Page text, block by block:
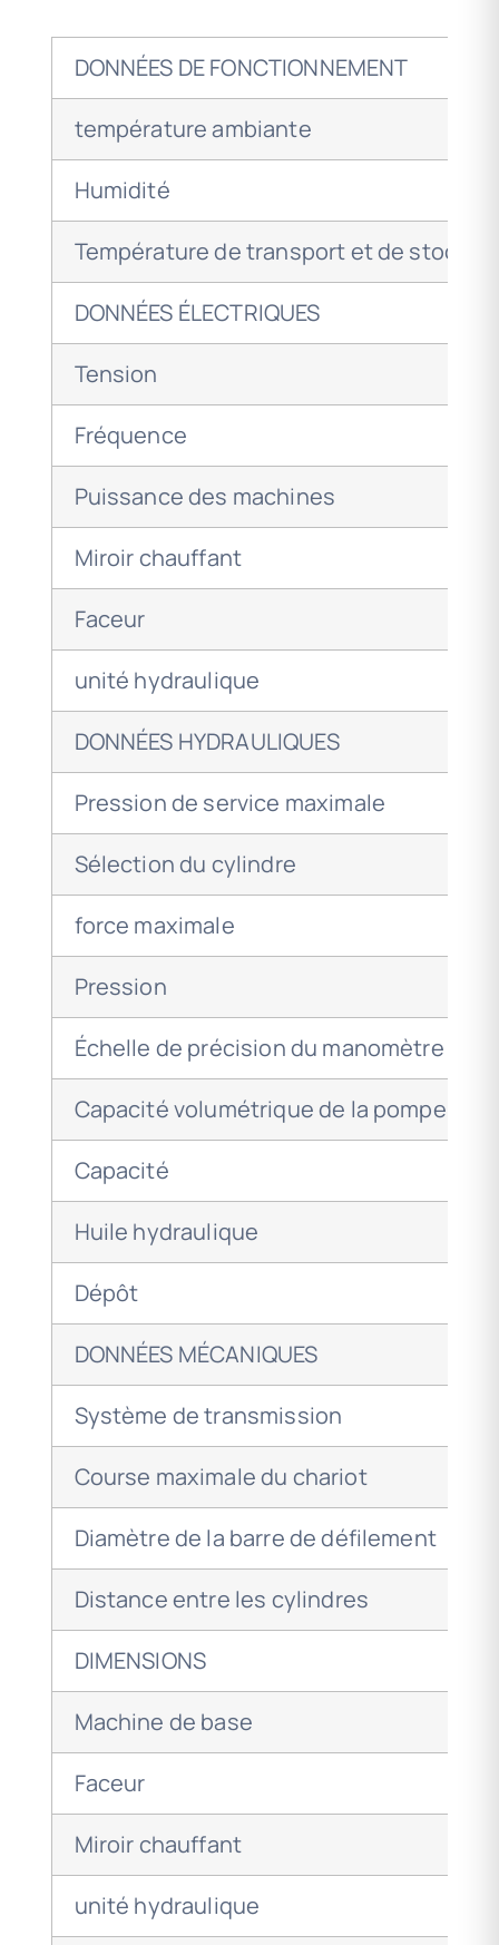
DONNÉES DE FONCTIONNEMENT
température ambiante
Humidité
Température de transport et de
DONNÉES ÉLECTRIQUES
Tension
Fréquence
Puissance des machines
Miroir chauffant
Faceur
unité hydraulique
DONNÉES HYDRAULIQUES
Pression de service maximale
Sélection du cylindre
force maximale
Pression
Échelle de précision du manomètre
Capacité volumétrique de la pompe
Capacité
Huile hydraulique
Dépôt
DONNÉES MÉCANIQUES
Système de transmission
Course maximale du chariot
Diamètre de la barre de défilement
Distance entre les cylindres
DIMENSIONS
Machine de base
Faceur
Miroir chauffant
unité hydraulique